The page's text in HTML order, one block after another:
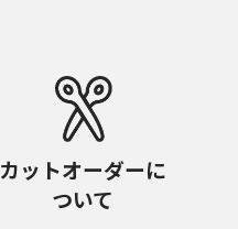
カットオーダーに
ついて